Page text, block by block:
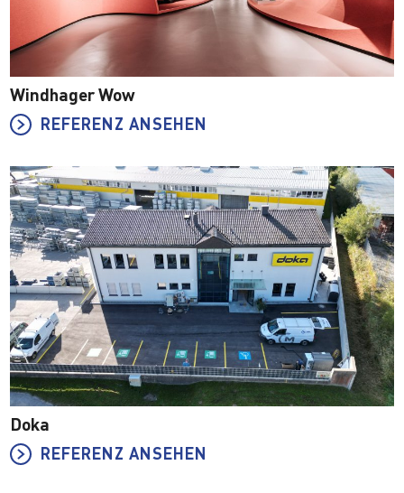
Windhager Wow
REFERENZ ANSEHEN
Doka
REFERENZ ANSEHEN